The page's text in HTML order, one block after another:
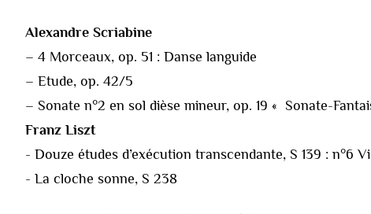
Alexandre Scriabine
– 4 Morceaux, op. 51 : Danse languide
– Etude, op. 42/5
– Sonate n°2 en sol dièse mineur, op. 19 « Sonate-
Franz Liszt
- Douze études d’exécution transcendante, S 139 : n°6
- La cloche sonne, S 238